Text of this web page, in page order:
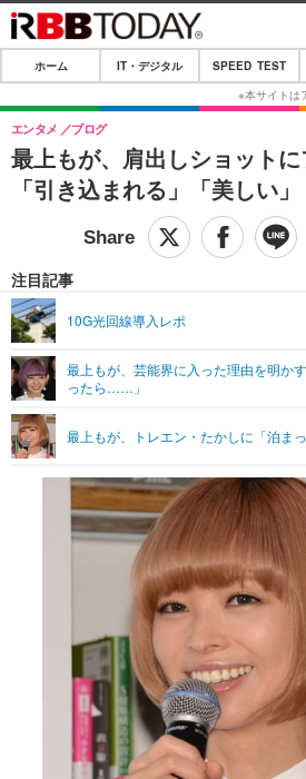
ホーム
IT・デジタル
IT・デジタルTOP
ショッピング
SPEED TEST
エンタメTOP
グラビア
ショッピング
ライフTOP
その他
リリース一覧
プッシュ通知の停止方法
ホーム IT・デジタル SPEED TEST
最上もが、肩出しショット
「引き込まれる」「美しい」
エンタメ ブログ
注目記事
10G光回線導入レポ
最上もが、芸能界に入った理由を明か
ったら……」
最上もが、トレエン・たかしに「泊ま